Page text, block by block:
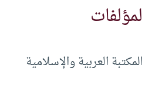
العربية والإسلامية